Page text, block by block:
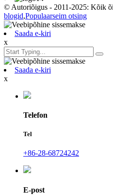
© Autoriõigus - 2011-2025: Kõik
blogid,Populaarseim otsing
Saada e-kiri
x
Saada e-kiri
x
Telefon
Tel
+86-28-68724242
E-post